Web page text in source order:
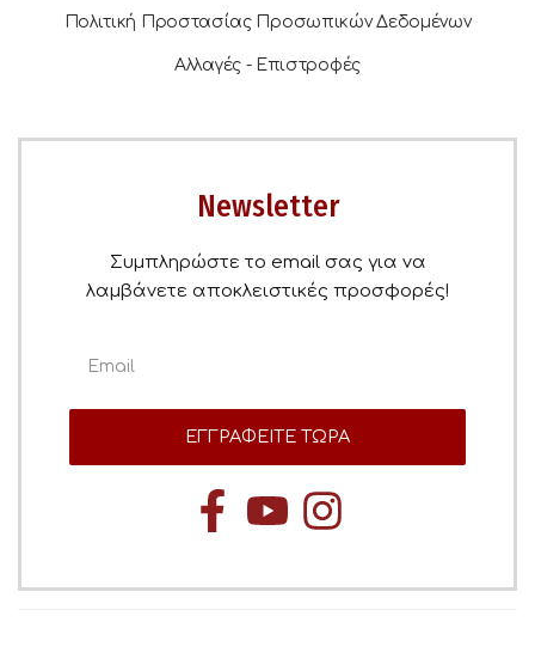
Πολιτική Προστασίας Προσωπικών Δεδομένων
Αλλαγές - Επιστροφές
Newsletter
Συμπληρώστε το email σας για να
λαμβάνετε αποκλειστικές προσφορές!
ΕΓΓΡΑΦΕΙΤΕ ΤΩΡΑ